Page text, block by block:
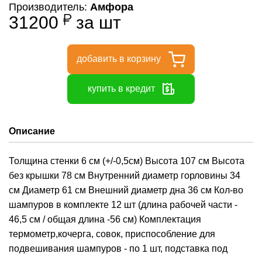
Производитель: Амфора
31200 за шт
добавить в корзину
купить в кредит
Описание
Толщина стенки 6 см (+/-0,5см) Высота 107 см Высота
без крышки 78 см Внутренний диаметр горловины 34
см Диаметр 61 см Внешний диаметр дна 36 см Кол-во
шампуров в комплекте 12 шт (длина рабочей части -
46,5 см / общая длина -56 см) Комплектация
термометр,кочерга, совок, приспособление для
подвешивания шампуров - по 1 шт, подставка под